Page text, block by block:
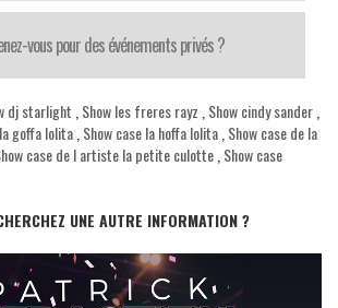
vous pour des événements privés ?
dj starlight Show les freres rayz Show cindy sander,
goffa lolita Show case la hoffa lolita Show case de la
case de l artiste la petite culotte Show case
UNE AUTRE INFORMATION ?